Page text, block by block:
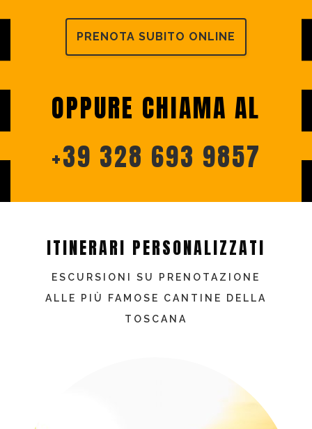
PRENOTA SUBITO ONLINE
OPPURE CHIAMA AL
+39 328 693 9857
ITINERARI PERSONALIZZATI
ESCURSIONI SU PRENOTAZIONE
ALLE PIÙ FAMOSE CANTINE DELLA
TOSCANA